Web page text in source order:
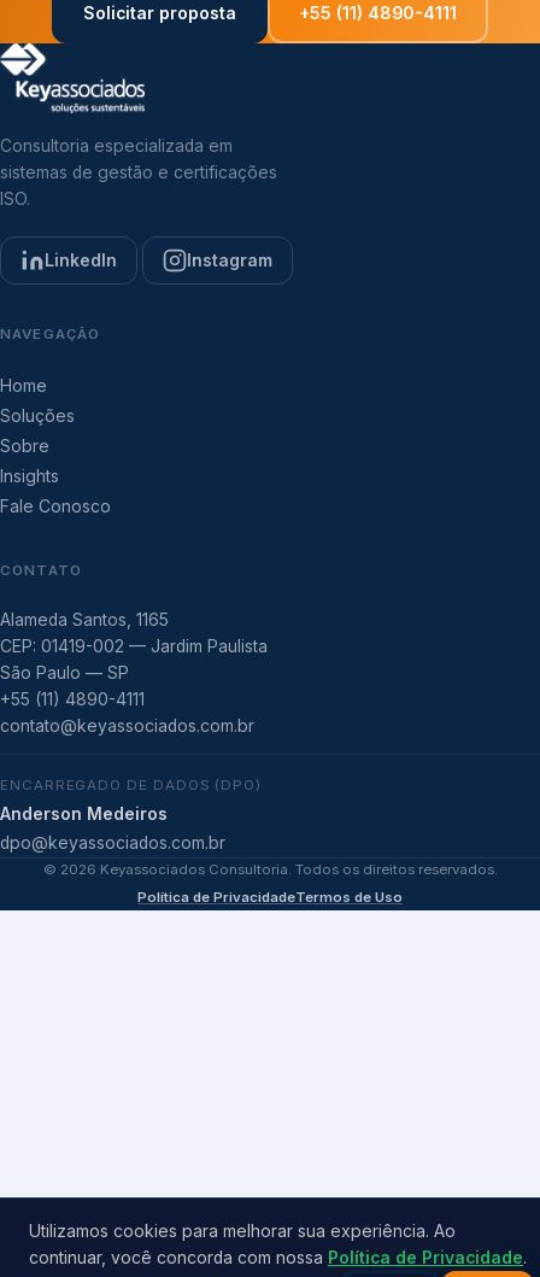
Solicitar proposta +55 (11) 4890-4111
Consultoria especializada em
sistemas de gestão e certificações
ISO.
LinkedIn Instagram
NAVEGAÇÃO
Home
Soluções
Sobre
Insights
Fale Conosco
CONTATO
Alameda Santos, 1165
CEP: 01419-002 — Jardim Paulista
São Paulo — SP
+55 (11) 4890-4111
contato@keyassociados.com.br
ENCARREGADO DE DADOS (DPO)
Anderson Medeiros
dpo@keyassociados.com.br
© 2026 Keyassociados Consultoria. Todos os direitos reservados.
Política de PrivacidadeTermos de Uso
Utilizamos cookies para melhorar sua experiência. Ao
continuar, você concorda com nossa Política de Privacidade.